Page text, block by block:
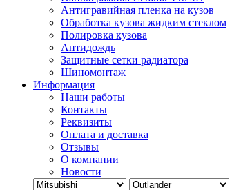
Антигравийная пленка на кузов
Обработка кузова жидким стеклом
Полировка кузова
Антидождь
Защитные сетки радиатора
Шиномонтаж
Информация
Наши работы
Контакты
Реквизиты
Оплата и доставка
Отзывы
О компании
Новости